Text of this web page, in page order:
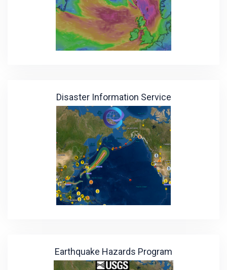
Disaster Information Service
Earthquake Hazards Program